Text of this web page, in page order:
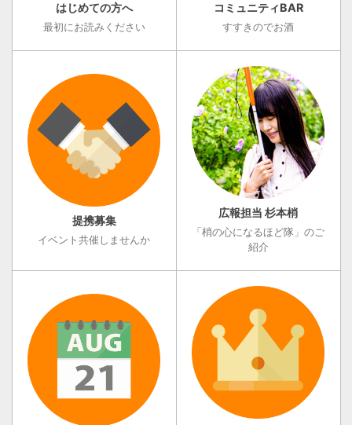
はじめての方へ
最初にお読みください
コミュニティBAR
すすきのでお酒
提携募集
イベント共催しませんか
広報担当 杉本梢
「梢の心になるほど隊」のご
紹介